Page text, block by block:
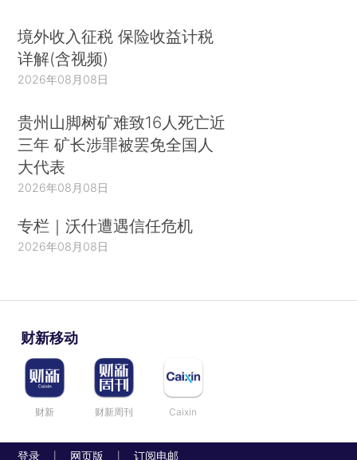
境外收入征税 保险收益计税
详解(含视频)
2026年08月08日
贵州山脚树矿难致16人死亡近
三年 矿长涉罪被罢免全国人
大代表
2026年08月08日
专栏｜沃什遭遇信任危机
2026年08月08日
财新移动
财新 财新周刊 Caixin
登录 网页版 订阅电邮